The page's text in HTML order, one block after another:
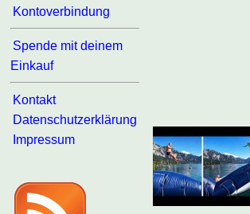
Kontoverbindung
Spende mit deinem
Einkauf
Kontakt
Datenschutzerklärung
Impressum